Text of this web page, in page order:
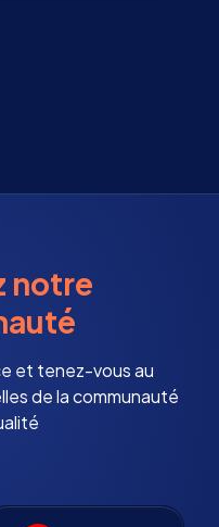
notre
et tenez-vous au
de la communauté